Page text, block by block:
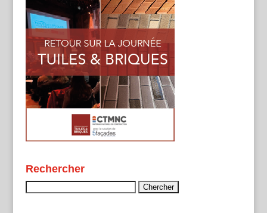
Rechercher